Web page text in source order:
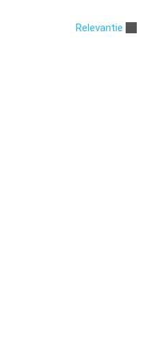
Relevantie